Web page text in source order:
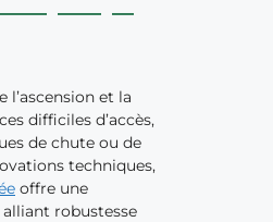
et la
difficiles d’accès,
de chute ou de
techniques,
offre une
robustesse